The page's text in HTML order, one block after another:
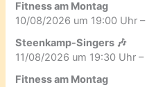
Fitness am Montag
10/08/2026 um 19:00 Uhr
Steenkamp-Singers 🎶
11/08/2026 um 19:30 Uhr –
Fitness am Montag